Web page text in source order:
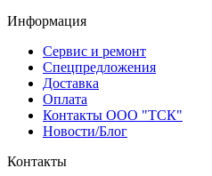
Информация
Сервис и ремонт
Спецпредложения
Доставка
Оплата
Контакты ООО "ТСК"
Новости/Блог
Контакты